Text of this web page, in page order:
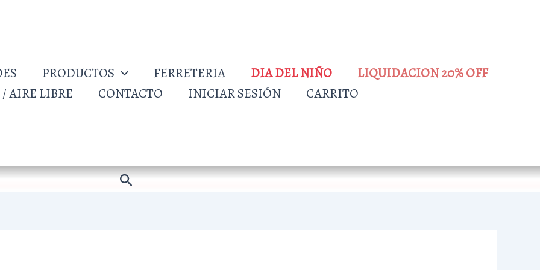
PRODUCTOS FERRETERIA DIA DEL NIÑO
LIQUIDACION 20% OFF
AIRE LIBRE
CONTACTO INICIAR SESIÓN CARRITO
Buscar